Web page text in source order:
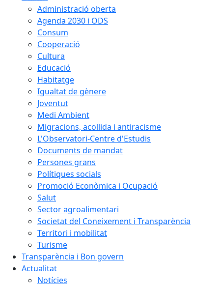
Administració oberta
Agenda 2030 i ODS
Consum
Cooperació
Cultura
Educació
Habitatge
Igualtat de gènere
Joventut
Medi Ambient
Migracions, acollida i antiracisme
L'Observatori-Centre d'Estudis
Documents de mandat
Persones grans
Polítiques socials
Promoció Econòmica i Ocupació
Salut
Sector agroalimentari
Societat del Coneixement i Transparència
Territori i mobilitat
Turisme
Transparència i Bon govern
Actualitat
Notícies